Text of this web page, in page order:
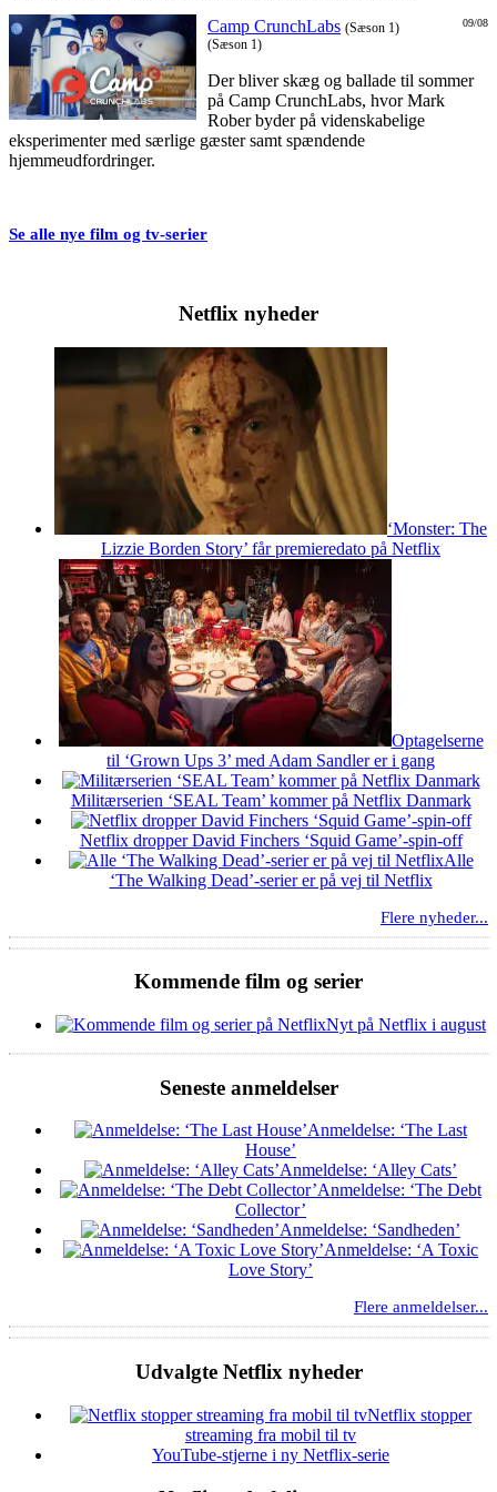
09/08
Camp CrunchLabs (Sæson 1)
(Sæson 1)
Der bliver skæg og ballade til sommer
på Camp CrunchLabs, hvor Mark
Rober byder på videnskabelige
eksperimenter med særlige gæster samt spændende
hjemmeudfordringer.
Se alle nye film og tv-serier
Netflix nyheder
‘Monster: The
Lizzie Borden Story’ får premieredato på Netflix
Optagelserne
til ‘Grown Ups 3’ med Adam Sandler er i gang
Militærserien ‘SEAL Team’ kommer på Netflix Danmark
Netflix dropper David Finchers ‘Squid Game’-spin-off
Alle
‘The Walking Dead’-serier er på vej til Netflix
Flere nyheder...
Kommende film og serier
Nyt på Netflix i august
Seneste anmeldelser
Anmeldelse: ‘The Last
House’
Anmeldelse: ‘Alley Cats’
Anmeldelse: ‘The Debt
Collector’
Anmeldelse: ‘Sandheden’
Anmeldelse: ‘A Toxic
Love Story’
Flere anmeldelser...
Udvalgte Netflix nyheder
Netflix stopper
streaming fra mobil til tv
YouTube-stjerne i ny Netflix-serie